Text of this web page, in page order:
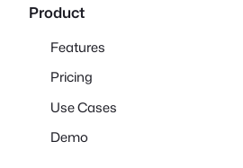
Product
Features
Pricing
Use Cases
Demo